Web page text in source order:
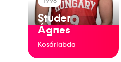
Studer
Ágnes
Kosárlabda